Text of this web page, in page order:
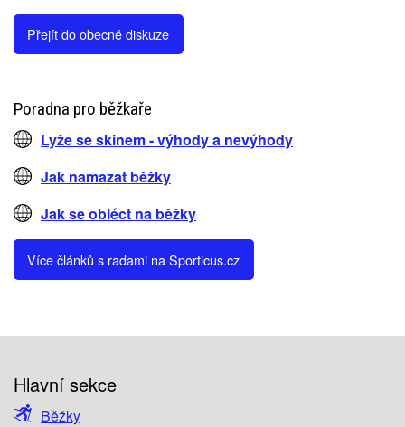
Přejít do obecné diskuze
Poradna pro běžkaře
Lyže se skinem - výhody a nevýhody
Jak namazat běžky
Jak se obléct na běžky
Více článků s radami na Sporticus.cz
Hlavní sekce
Běžky